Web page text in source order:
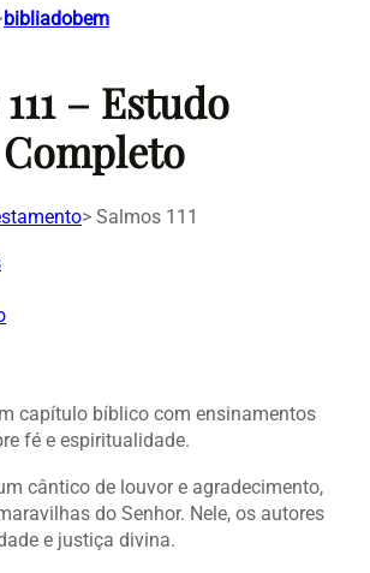
•bibliadobem
– Estudo
> Salmos 111
capítulo bíblico com ensinamentos
fé e espiritualidade.
cântico de louvor e agradecimento,
do Senhor. Nele, os autores
e justiça divina.